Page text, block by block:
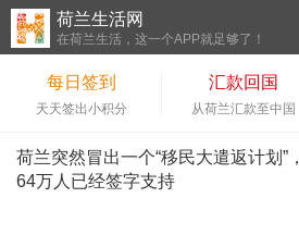
荷兰生活网
在荷兰生活，这一个APP就足够了！
每日签到
天天签出小积分
汇款回国
从荷兰汇款至中国
荷兰突然冒出一个“移民大遣返计划”，
64万人已经签字支持